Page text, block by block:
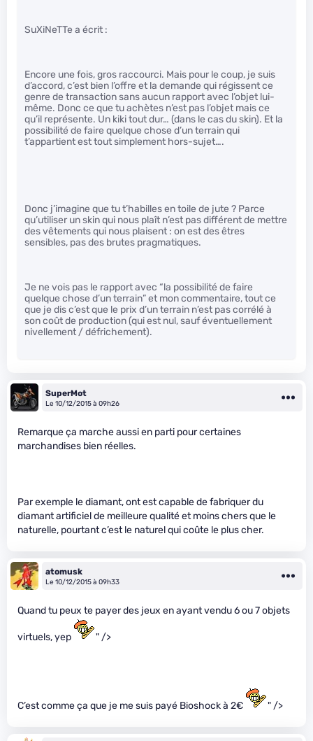
SuXiNeTTe a écrit :
Encore une fois, gros raccourci. Mais pour le coup, je suis
d’accord, c’est bien l’offre et la demande qui régissent ce
genre de transaction sans aucun rapport avec l’objet lui-
même. Donc ce que tu achètes n’est pas l’objet mais ce
qu’il représente. Un kiki tout dur… (dans le cas du skin). Et la
possibilité de faire quelque chose d’un terrain qui
t’appartient est tout simplement hors-sujet….
Donc j’imagine que tu t’habilles en toile de jute ? Parce
qu’utiliser un skin qui nous plaît n’est pas différent de mettre
des vêtements qui nous plaisent : on est des êtres
sensibles, pas des brutes pragmatiques.
Je ne vois pas le rapport avec “la possibilité de faire
quelque chose d’un terrain” et mon commentaire, tout ce
que je dis c’est que le prix d’un terrain n’est pas corrélé à
son coût de production (qui est nul, sauf éventuellement
nivellement / défrichement).
SuperMot
Le 10/12/2015 à 09h26
Remarque ça marche aussi en parti pour certaines
marchandises bien réelles.
Par exemple le diamant, ont est capable de fabriquer du
diamant artificiel de meilleure qualité et moins chers que le
naturelle, pourtant c’est le naturel qui coûte le plus cher.
atomusk
Le 10/12/2015 à 09h33
Quand tu peux te payer des jeux en ayant vendu 6 ou 7 objets
virtuels, yep " />
C’est comme ça que je me suis payé Bioshock à 2€ " />